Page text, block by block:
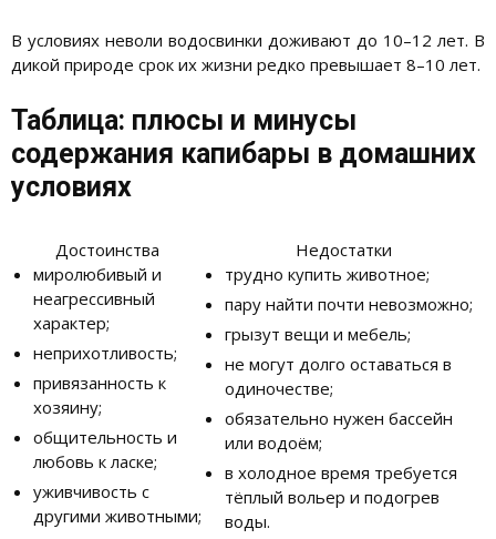
В условиях неволи водосвинки доживают до 10–12 лет. В
дикой природе срок их жизни редко превышает 8–10 лет.
Таблица: плюсы и минусы
содержания капибары в домашних
условиях
Достоинства
Недостатки
миролюбивый и
неагрессивный
характер;
неприхотливость;
привязанность к
хозяину;
общительность и
любовь к ласке;
уживчивость с
другими животными;
трудно купить животное;
пару найти почти невозможно;
грызут вещи и мебель;
не могут долго оставаться в
одиночестве;
обязательно нужен бассейн
или водоём;
в холодное время требуется
тёплый вольер и подогрев
воды.